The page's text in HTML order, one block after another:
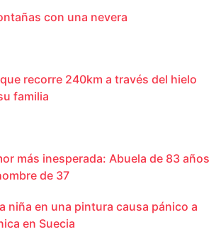
con una nevera
recorre 240km a través del hielo
familia
más inesperada: Abuela de 83 años
de 37
niña en una pintura causa pánico a
en Suecia